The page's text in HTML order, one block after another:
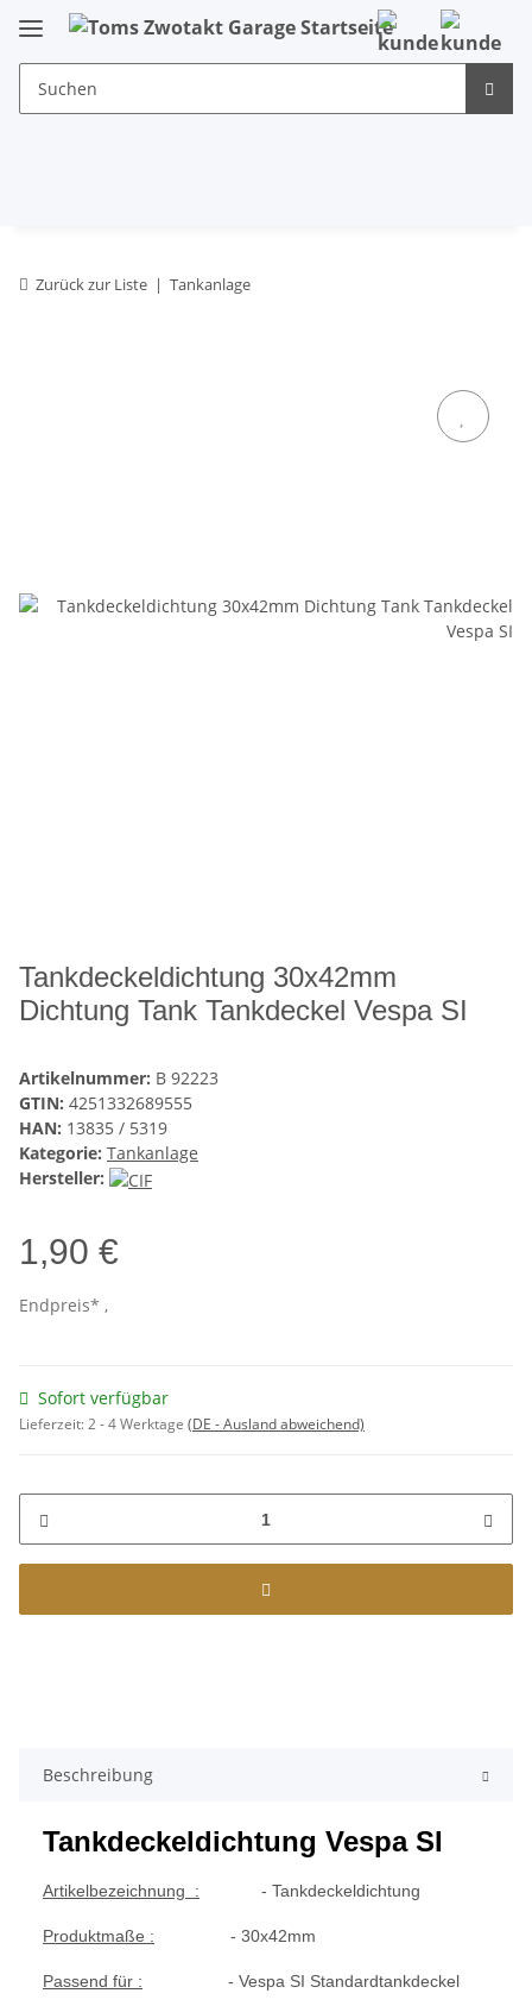
Zurück zur Liste Tankanlage
Tankdeckeldichtung 30x42mm
Dichtung Tank Tankdeckel Vespa SI
Artikelnummer: B 92223
GTIN: 4251332689555
HAN: 13835 / 5319
Kategorie: Tankanlage
Hersteller:
1,90 €
Endpreis* ,
Sofort verfügbar
Lieferzeit:2 - 4 Werktage (DE - Ausland abweichend)
Beschreibung
Tankdeckeldichtung Vespa SI
Artikelbezeichnung : - Tankdeckeldichtung
Produktmaße : - 30x42mm
Passend für : - Vespa SI Standardtankdeckel